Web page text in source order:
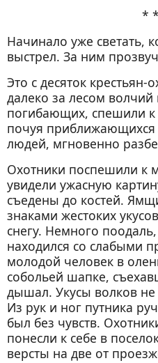
*
Начинало уже светать,
выстрел. За ним
Это с десяток
далеко за лесом волчий
погибающих, спешили
почуя
людей, мгновенно
Охотники поспешили к
увидели ужасную
съедены до костей.
знаками жестоких
снегу. Немного
находился со слабыми
молодой человек в
собольей шапке,
дышал. Укусы волков не
Из рук и ног путника
был без чувств.
понесли к себе в
версты на две от